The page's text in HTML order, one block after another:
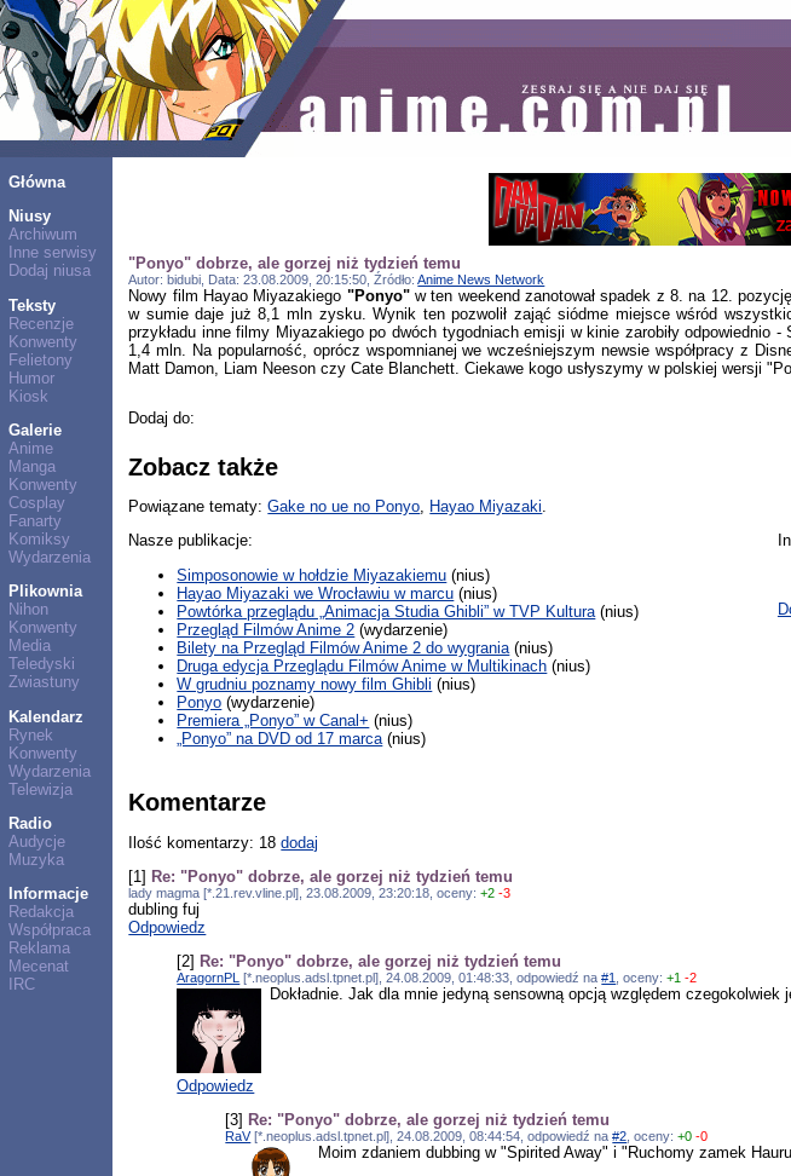
Główna
Niusy
Archiwum
Inne serwisy
Dodaj niusa
Teksty
Recenzje
Konwenty
Felietony
Humor
Kiosk
Galerie
Anime
Manga
Konwenty
Cosplay
Fanarty
Komiksy
Wydarzenia
Plikownia
Nihon
Konwenty
Media
Teledyski
Zwiastuny
Kalendarz
Rynek
Konwenty
Wydarzenia
Telewizja
Radio
Audycje
Muzyka
Informacje
Redakcja
Współpraca
Reklama
Mecenat
IRC
"Ponyo" dobrze, ale gorzej niż tydzień temu
Autor: bidubi, Data: 23.08.2009, 20:15:50, Źródło:Anime News Network
Nowy film Hayao Miyazakiego "Ponyo"w ten weekend zanotował spadek z 8. na 12.
w sumie daje już 8,1 mln zysku. Wynik ten pozwolił zająć siódme miejsce wśród
przykładu inne filmy Miyazakiego po dwóch tygodniach emisji w kinie zarobiły
1,4 mln. Na popularność, oprócz wspomnianej we wcześniejszym newsie współpracy z
Matt Damon, Liam Neeson czy Cate Blanchett. Ciekawe kogo usłyszymy w polskiej wersji
Dodaj do:
Zobacz także
Powiązane tematy:Gake no ue no Ponyo Hayao Miyazaki
Nasze publikacje:
Simposonowie w hołdzie Miyazakiemu (nius)
Hayao Miyazaki we Wrocławiu w marcu (nius)
Powtórka przeglądu „Animacja Studia Ghibli” w TVP Kultura (nius)
Przegląd Filmów Anime 2 (wydarzenie)
Bilety na Przegląd Filmów Anime 2 do wygrania (nius)
Druga edycja Przeglądu Filmów Anime w Multikinach (nius)
W grudniu poznamy nowy film Ghibli (nius)
Ponyo (wydarzenie)
Premiera „Ponyo” w Canal+ (nius)
„Ponyo” na DVD od 17 marca (nius)
Komentarze
Ilość komentarzy: 18dodaj
[1] Re: "Ponyo" dobrze, ale gorzej niż tydzień temu
lady magma [*.21.rev.vline.pl], 23.08.2009, 23:20:18, oceny:+2 -3
dubling fuj
Odpowiedz
[2] Re: "Ponyo" dobrze, ale gorzej niż tydzień temu
AragornPL [*.neoplus.adsl.tpnet.pl], 24.08.2009, 01:48:33, odpowiedź na#1 , oceny:+1 -2
Dokładnie. Jak dla mnie jedyną sensowną opcją względem czegokolwiek
Odpowiedz
[3] Re: "Ponyo" dobrze, ale gorzej niż tydzień temu
RaV[*.neoplus.adsl.tpnet.pl], 24.08.2009, 08:44:54, odpowiedź na#2 , oceny:+0 -0
Moim zdaniem dubbing w "Spirited Away" i "Ruchomy zamek